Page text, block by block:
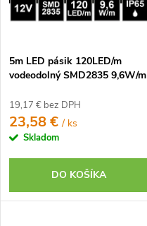
5m LED pásik 120LED/m
vodeodolný SMD2835 9,6W/m
19,17 € bez DPH
23,58 €/ ks
Skladom
DO KOŠÍKA